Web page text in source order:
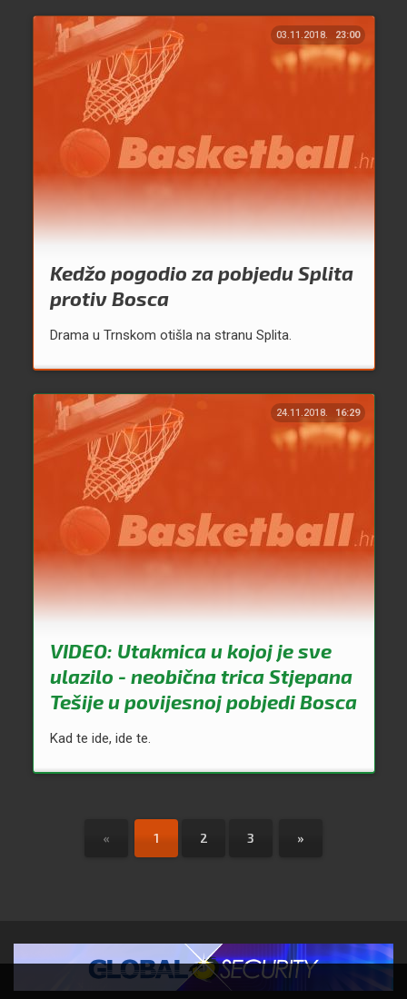
03.11.2018. 23:00
Kedžo pogodio za pobjedu Splita
protiv Bosca
Drama u Trnskom otišla na stranu Splita.
24.11.2018. 16:29
VIDEO: Utakmica u kojoj je sve
ulazilo - neobična trica Stjepana
Tešije u povijesnoj pobjedi Bosca
Kad te ide, ide te.
« 1 2 3 »